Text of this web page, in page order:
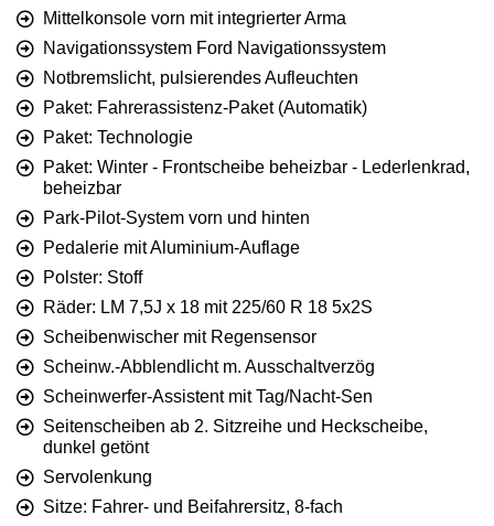
Mittelkonsole vorn mit integrierter Arma
Navigationssystem Ford Navigationssystem
Notbremslicht, pulsierendes Aufleuchten
Paket: Fahrerassistenz-Paket (Automatik)
Paket: Technologie
Paket: Winter - Frontscheibe beheizbar - Lederlenkrad,
beheizbar
Park-Pilot-System vorn und hinten
Pedalerie mit Aluminium-Auflage
Polster: Stoff
Räder: LM 7,5J x 18 mit 225/60 R 18 5x2S
Scheibenwischer mit Regensensor
Scheinw.-Abblendlicht m. Ausschaltverzög
Scheinwerfer-Assistent mit Tag/Nacht-Sen
Seitenscheiben ab 2. Sitzreihe und Heckscheibe,
dunkel getönt
Servolenkung
Sitze: Fahrer- und Beifahrersitz, 8-fach